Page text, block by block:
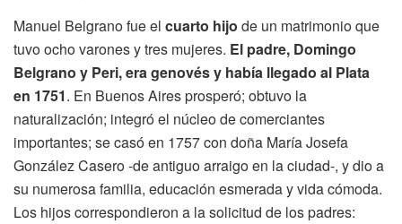
Manuel Belgrano fue el cuarto hijo de un matrimonio que
tuvo ocho varones y tres mujeres. El padre, Domingo
Belgrano y Peri, era genovés y había llegado al Plata
en 1751. En Buenos Aires prosperó; obtuvo la
naturalización; integró el núcleo de comerciantes
importantes; se casó en 1757 con doña María Josefa
González Casero -de antiguo arraigo en la ciudad-, y dio a
su numerosa familia, educación esmerada y vida cómoda.
Los hijos correspondieron a la solicitud de los padres: